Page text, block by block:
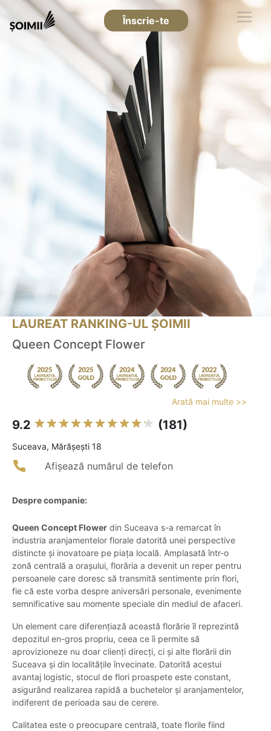
Înscrie-te
LAUREAT RANKING-UL ȘOIMII
Queen Concept Flower
Arată mai multe >>
9.2 (181)
Suceava, Mărășești 18
Afișează numărul de telefon
Despre companie:
Queen Concept Flower din Suceava s-a remarcat în
industria aranjamentelor florale datorită unei perspective
distincte și inovatoare pe piața locală. Amplasată într-o
zonă centrală a orașului, florăria a devenit un reper pentru
persoanele care doresc să transmită sentimente prin flori,
fie că este vorba despre aniversări personale, evenimente
semnificative sau momente speciale din mediul de afaceri.
Un element care diferențiază această florărie îl reprezintă
depozitul en-gros propriu, ceea ce îi permite să
aprovizioneze nu doar clienți direcți, ci și alte florării din
Suceava și din localitățile învecinate. Datorită acestui
avantaj logistic, stocul de flori proaspete este constant,
asigurând realizarea rapidă a buchetelor și aranjamentelor,
indiferent de perioada sau de cerere.
Calitatea este o preocupare centrală, toate florile fiind